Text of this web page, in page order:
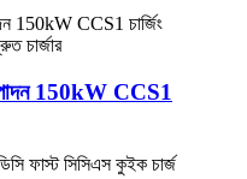
150kW CCS1